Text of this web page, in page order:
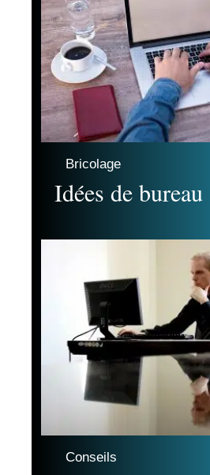
Bricolage
Idées de
Conseils